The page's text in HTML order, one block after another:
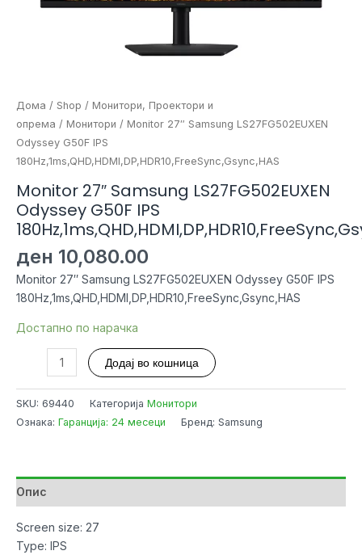
Дома / Shop / Монитори, Проектори и
опрема / Монитори / Monitor 27″ Samsung LS27FG502EUXEN
Odyssey G50F IPS
180Hz,1ms,QHD,HDMI,DP,HDR10,FreeSync,Gsync,HAS
Monitor 27″ Samsung LS27FG502EUXEN
Odyssey G50F IPS
ден 10,080.00
Monitor 27″ Samsung LS27FG502EUXEN Odyssey G50F IPS
180Hz,1ms,QHD,HDMI,DP,HDR10,FreeSync,Gsync,HAS
Достапно по нарачка
Samsung
180Hz,1ms,QHD,HDMI,DP,HDR10,FreeSync,Gsync,HAS
количина
Додај во кошница
SKU: 69440 Категорија Монитори
Ознака: Гаранција: 24 месеци Бренд: Samsung
Опис
Screen size: 27
Type: IPS